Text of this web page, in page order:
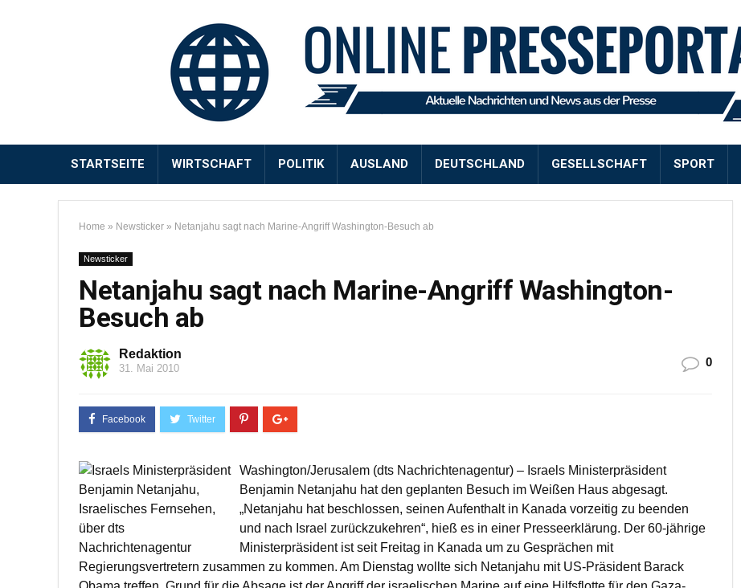
STARTSEITE WIRTSCHAFT POLITIK AUSLAND DEUTSCHLAND GESELLSCHAFT SPORT
Home » Newsticker » Netanjahu sagt nach Marine-Angriff Washington-Besuch ab
Newsticker
Netanjahu sagt nach Marine-Angriff Washington-
Besuch ab
Redaktion
31. Mai 2010 0
Washington/Jerusalem (dts Nachrichtenagentur) – Israels Ministerpräsident
Benjamin Netanjahu hat den geplanten Besuch im Weißen Haus abgesagt.
„Netanjahu hat beschlossen, seinen Aufenthalt in Kanada vorzeitig zu beenden
und nach Israel zurückzukehren“, hieß es in einer Presseerklärung. Der 60-jährige
Ministerpräsident ist seit Freitag in Kanada um zu Gesprächen mit
Regierungsvertretern zusammen zu kommen. Am Dienstag wollte sich Netanjahu mit US-Präsident Barack